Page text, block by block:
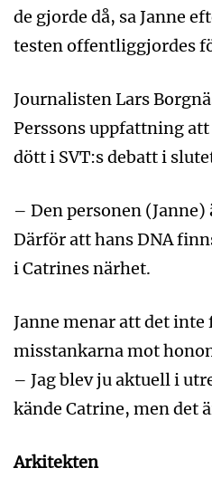
de gjorde då, sa Janne
testen offentliggjordes
Journalisten Lars
Perssons uppfattning
dött i SVT:s debatt i
– Den personen
Därför att hans DNA
i Catrines närhet.
Janne menar att det
misstankarna mot
– Jag blev ju aktuell i
kände Catrine, men det
Arkitekten